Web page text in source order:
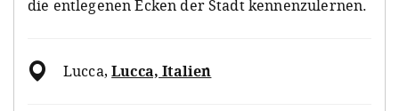
die entlegenen Ecken der Stadt kennenzulernen.
Lucca,Lucca, Italien